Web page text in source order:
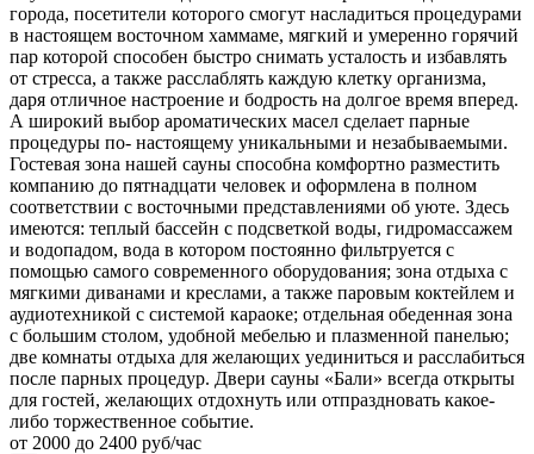
города, посетители которого смогут насладиться процедурами
в настоящем восточном хаммаме, мягкий и умеренно горячий
пар которой способен быстро снимать усталость и избавлять
от стресса, а также расслаблять каждую клетку организма,
даря отличное настроение и бодрость на долгое время вперед.
А широкий выбор ароматических масел сделает парные
процедуры по- настоящему уникальными и незабываемыми.
Гостевая зона нашей сауны способна комфортно разместить
компанию до пятнадцати человек и оформлена в полном
соответствии с восточными представлениями об уюте. Здесь
имеются: теплый бассейн с подсветкой воды, гидромассажем
и водопадом, вода в котором постоянно фильтруется с
помощью самого современного оборудования; зона отдыха с
мягкими диванами и креслами, а также паровым коктейлем и
аудиотехникой с системой караоке; отдельная обеденная зона
с большим столом, удобной мебелью и плазменной панелью;
две комнаты отдыха для желающих уединиться и расслабиться
после парных процедур. Двери сауны «Бали» всегда открыты
для гостей, желающих отдохнуть или отпраздновать какое-
либо торжественное событие.
от 2000 до 2400 руб/час